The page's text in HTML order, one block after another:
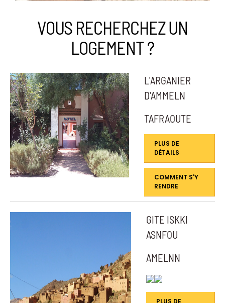
VOUS RECHERCHEZ UN
LOGEMENT ?
L'ARGANIER
D'AMMELN
TAFRAOUTE
PLUS DE
DÉTAILS
COMMENT S'Y
RENDRE
GITE ISKKI
ASNFOU
AMELNN